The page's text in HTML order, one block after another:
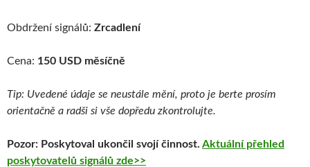
Obdržení signálů: Zrcadlení
Cena: 150 USD měsíčně
Tip: Uvedené údaje se neustále mění, proto je berte prosím
orientačně a radši si vše dopředu zkontrolujte.
Pozor: Poskytoval ukončil svojí činnost. Aktuální přehled
poskytovatelů signálů zde>>